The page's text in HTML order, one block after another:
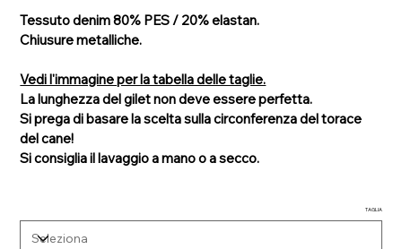
Tessuto denim 80% PES / 20% elastan.
Chiusure metalliche.
Vedi l'immagine per la tabella delle taglie.
La lunghezza del gilet non deve essere perfetta.
Si prega di basare la scelta sulla circonferenza del torace
del cane!
Si consiglia il lavaggio a mano o a secco.
TAGLIA